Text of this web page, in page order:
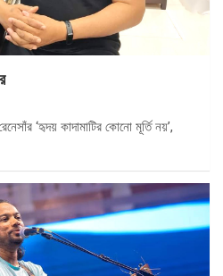
‘হৃদয় কাদামাটির কোনো মূর্তি নয়’,